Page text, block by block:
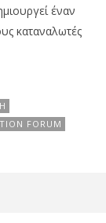
έναν
καταναλωτές
FORUM